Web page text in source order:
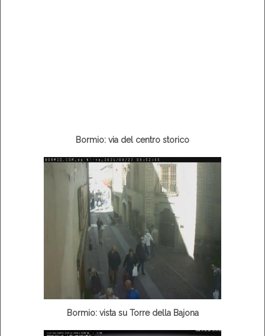
Bormio: via del centro storico
Bormio: vista su Torre della Bajona